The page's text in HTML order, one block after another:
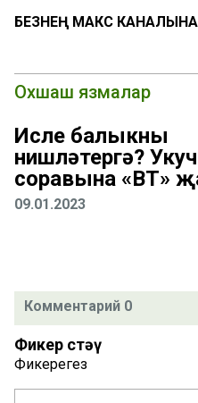
БЕЗНЕҢ МАКС КАНАЛЫНА
Охшаш язмалар
Исле балыкны
нишләтергә?
соравына «ВТ»
09.01.2023
Комментарий 0
Фикер өстәү
Фикерегез